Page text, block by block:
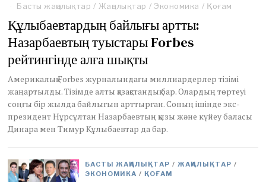
Басты жаңалықтар / Жаңалықтар / Экономика / Қоғам
Құлыбаевтардың байлығы артты:
Назарбаевтың туыстары Forbes
рейтингінде алға шықты
Америкалық Forbes журналындағы миллиардерлер тізімі
жаңартылды. Тізімде алты қазақстандық бар. Олардың төртеуі
соңғы бір жылда байлығын арттырған. Соның ішінде экс-
президент Нұрсұлтан Назарбаевтың қызы және күйеу баласы
Динара мен Тимур Құлыбаевтар да бар.
БАСТЫ ЖАҢАЛЫҚТАР / ЖАҢАЛЫҚТАР /
ЭКОНОМИКА / ҚОҒАМ